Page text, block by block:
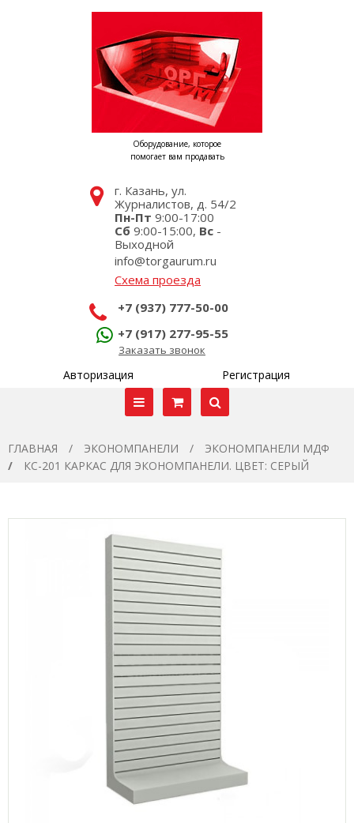
Оборудование, которое
помогает вам продавать
г. Казань, ул.
Журналистов, д. 54/2
Пн-Пт 9:00-17:00
Сб 9:00-15:00, Вс -
Выходной
info@torgaurum.ru
Схема проезда
+7 (937) 777-50-00
+7 (917) 277-95-55
Заказать звонок
Авторизация Регистрация
ГЛАВНАЯ ЭКОНОМПАНЕЛИ
ЭКОНОМПАНЕЛИ МДФ
КС-201 КАРКАС ДЛЯ ЭКОНОМПАНЕЛИ. ЦВЕТ: СЕРЫЙ